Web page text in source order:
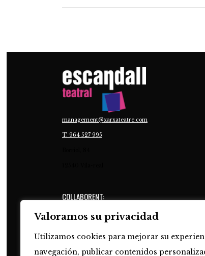
Valoramos su privacidad
Utilizamos cookies para mejorar su
navegación, publicar contenidos
management@xarxateatre.com
T. ‭964 527 995
COLLABORENT: